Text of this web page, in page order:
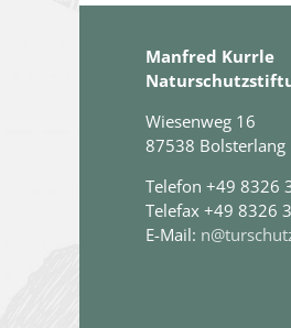
Manfred Kurrle
Wiesenweg 16
87538 Bolsterlang
Telefon +49 8326
Telefax +49 8326
E-Mail: